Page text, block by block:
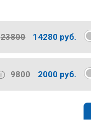
23800 14280 руб.
9800 2000 руб.